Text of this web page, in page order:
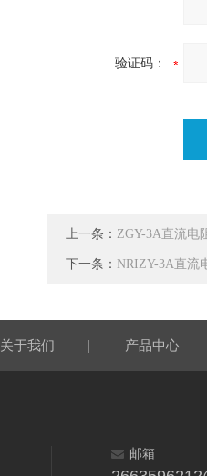
验证码：
上一条： ZGY-3A直流电
下一条： NRIZY-3A直流
关于我们 | 产品中心
邮箱